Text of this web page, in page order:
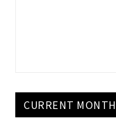
CURRENT MONTH